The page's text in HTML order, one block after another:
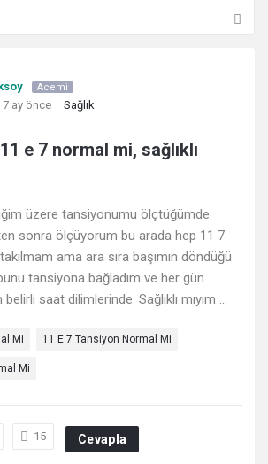
Acemi
7 ay önce Sağlık
e 7 normal mi, sağlıklı
üzere tansiyonumu ölçtüğümde
sonra ölçüyorum bu arada hep 11 7
ama ara sıra başımın döndüğü
tansiyona bağladım ve her gün
saat dilimlerinde. Sağlıklı mıyım ...
Mi 11 E 7 Tansiyon Normal Mi
Mi
15 Cevapla